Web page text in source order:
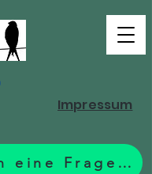
Sie haben eine Frage? Zum Formular.
Impressum